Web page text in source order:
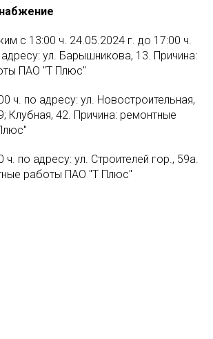
с 13:00 ч. 24.05.2024 г. до 17:00 ч.
ул. Барышникова, 13. Причина:
ПАО "Т Плюс"
ч. по адресу: ул. Новостроительная,
Клубная, 42. Причина: ремонтные
ч. по адресу: ул. Строителей гор., 59а.
работы ПАО "Т Плюс"